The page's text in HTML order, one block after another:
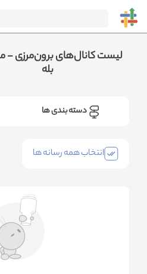
لیست کانال‌های برون‌مرزی -
بله
دسته بندی ها
انتخاب همه رسانه ها
<no response> Failed to fetch